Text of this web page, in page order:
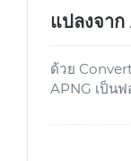
แปลงจาก
ด้วย
APNG เป็น